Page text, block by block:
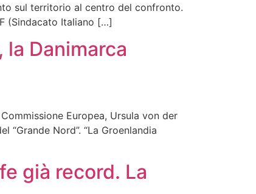
sul territorio al centro del confronto.
(Sindacato Italiano […]
Danimarca
Europea, Ursula von der
Nord”. “La Groenlandia
già record. La